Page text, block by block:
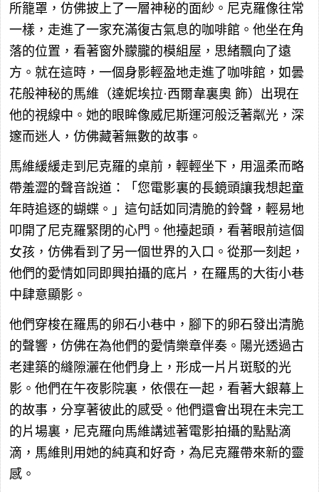
所籠罩，仿佛披上了一層神秘的面紗。尼克羅像往常
一樣，走進了一家充滿復古氣息的咖啡館。他坐在角
落的位置，看著窗外朦朧的模組屋，思緒飄向了遠
方。就在這時，一個身影輕盈地走進了咖啡館，如曇
花般神秘的馬維（達妮埃拉·西爾韋裏奧 飾）出現在
他的視線中。她的眼眸像威尼斯運河般泛著粼光，深
邃而迷人，仿佛藏著無數的故事。
馬維緩緩走到尼克羅的桌前，輕輕坐下，用溫柔而略
帶羞澀的聲音說道：「您電影裏的長鏡頭讓我想起童
年時追逐的蝴蝶。」這句話如同清脆的鈴聲，輕易地
叩開了尼克羅緊閉的心門。他擡起頭，看著眼前這個
女孩，仿佛看到了另一個世界的入口。從那一刻起，
他們的愛情如同即興拍攝的底片，在羅馬的大街小巷
中肆意顯影。
他們穿梭在羅馬的卵石小巷中，腳下的卵石發出清脆
的聲響，仿佛在為他們的愛情樂章伴奏。陽光透過古
老建築的縫隙灑在他們身上，形成一片片斑駁的光
影。他們在午夜影院裏，依偎在一起，看著大銀幕上
的故事，分享著彼此的感受。他們還會出現在未完工
的片場裏，尼克羅向馬維講述著電影拍攝的點點滴
滴，馬維則用她的純真和好奇，為尼克羅帶來新的靈
感。